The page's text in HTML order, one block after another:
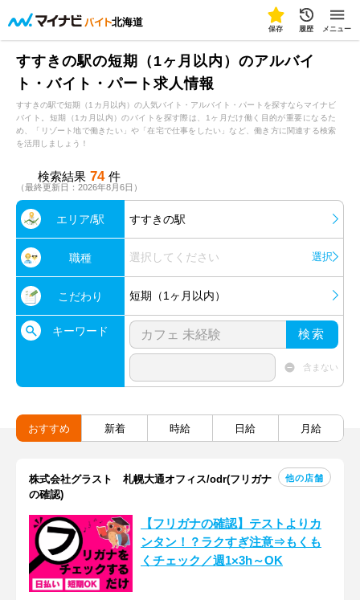
北海道
保存 履歴 メニュー
すすきの駅の短期（1ヶ月以内）のアルバイ
ト・バイト・パート求人情報
すすきの駅で短期（1カ月以内）の人気バイト・アルバイト・パートを探すならマイナビ
バイト。短期（1カ月以内）のバイトを探す際は、1ヶ月だけ働く目的が重要になるた
め、「リゾート地で働きたい」や「在宅で仕事をしたい」など、働き方に関連する検索
を活用しましょう！
検索結果 74 件
（最終更新日：2026年8月6日）
エリア/駅 すすきの駅
職種 選択してください 選択
こだわり 短期（1ヶ月以内）
キーワード 検索
含まない
おすすめ 新着 時給 日給 月給
株式会社グラスト 札幌大通オフィス/odr(フリガナ
の確認)
他の店舗
【フリガナの確認】テストよりカ
ンタン！？ラクすぎ注意⇒もくも
くチェック／週1×3h～OK